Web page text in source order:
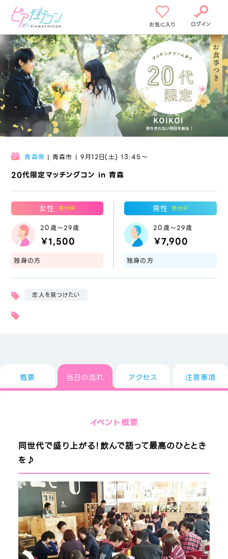
お気に入り ログイン
20代限定マッチングコン in 青森
青森県 | 青森市 | 9月12日(土) 13:45〜
女性 受付中
20歳～29歳
￥1,500
独身の方
男性 受付中
20歳～29歳
￥7,900
独身の方
恋人を見つけたい
概要 当日の流れ アクセス 注意事項
イベント概要
同世代で盛り上がる！飲んで語って最高のひととき
を♪